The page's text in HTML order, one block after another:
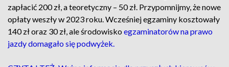
zapłacić 200 zł, a teoretyczny – 50 zł. Przypomnijmy, że nowe
opłaty weszły w 2023 roku. Wcześniej egzaminy kosztowały
140 zł oraz 30 zł, ale środowisko egzaminatorów na prawo
jazdy domagało się podwyżek.